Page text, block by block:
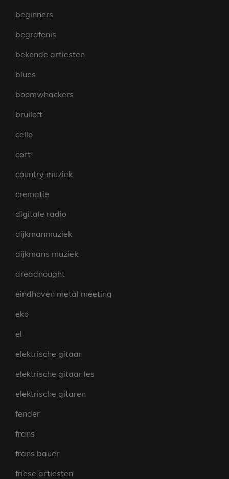
beginners
begrafenis
bekende artiesten
blues
boomwhackers
bruiloft
cello
cort
country muziek
crematie
digitale radio
dijkmanmuziek
dijkmans muziek
dreadnought
eindhoven metal meeting
eko
el
elektrische gitaar
elektrische gitaar les
elektrische gitaren
fender
frans
frans bauer
friese artiesten